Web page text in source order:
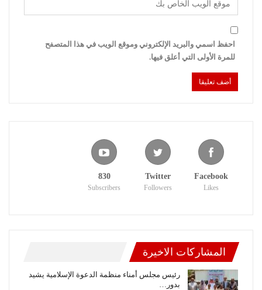
احفظ اسمي والبريد الإلكتروني وموقع الويب في هذا المتصفح
للمرة الأولى التي أعلق فيها.
Facebook
Likes
Twitter
Followers
830
Subscribers
المشاركات الاخيرة
رئيس مجلس أمناء منظمة الدعوة الإسلامية يشيد
بدور…